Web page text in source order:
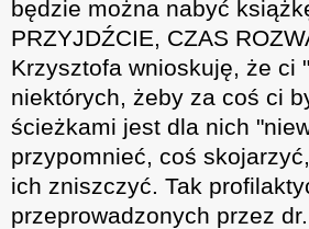
będzie można nabyć
PRZYJDŹCIE, CZAS
Krzysztofa wnioskuję, że ci
niektórych, żeby za coś ci
ścieżkami jest dla nich
przypomnieć, coś
ich zniszczyć. Tak
przeprowadzonych przez